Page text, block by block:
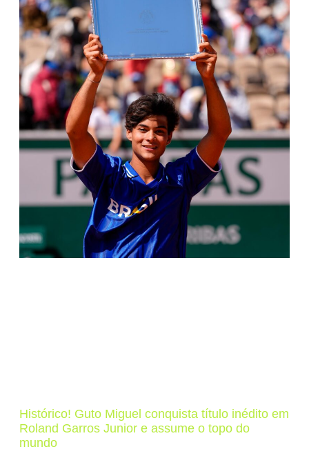
Histórico! Guto Miguel conquista título inédito em
Roland Garros Junior e assume o topo do
mundo